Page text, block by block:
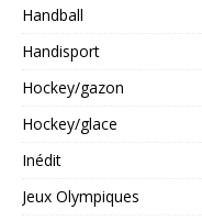
Handball
Handisport
Hockey/gazon
Hockey/glace
Inédit
Jeux Olympiques